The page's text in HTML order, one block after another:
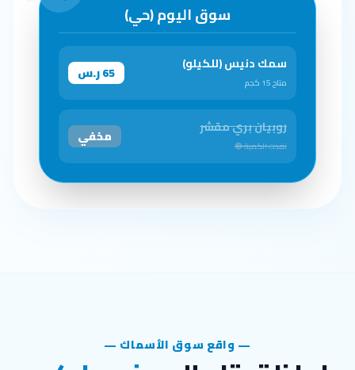
سوق اليوم (حي)
سمك دنيس (للكيلو)
متاح 15 كجم 65 ر.س
روبيان بري مقشر
نفدت الكمية 🔴 مخفي
— واقع سوق الأسماك —